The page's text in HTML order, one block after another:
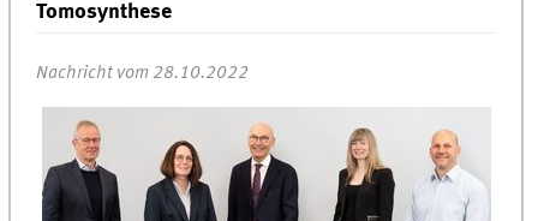
Tomosynthese
Nachricht vom 28.10.2022